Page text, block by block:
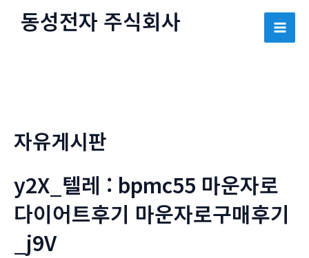
동성전자 주식회사
Main
자유게시판
y2X_텔레 : bpmc55 마운자로
다이어트후기 마운자로구매후기
_j9V